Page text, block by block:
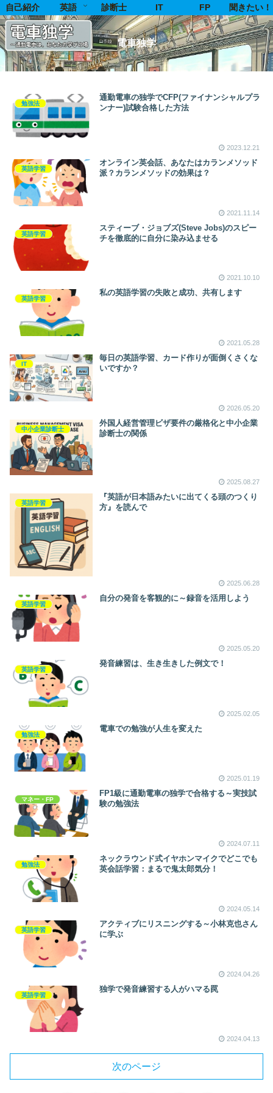
電車独学
自己紹介 英語 診断士 IT FP 聞きたい！
勉強法
通勤電車の独学でCFP(ファイナンシャルプラ
ンナー)試験合格した方法
2023.12.21
英語学習
オンライン英会話、あなたはカランメソッド
派？カランメソッドの効果は？
2021.11.14
英語学習
スティーブ・ジョブズ(Steve Jobs)のスピー
チを徹底的に自分に染み込ませる
2021.10.10
英語学習
私の英語学習の失敗と成功、共有します
2021.05.28
IT
毎日の英語学習、カード作りが面倒くさくな
いですか？
2026.05.20
中小企業診断士
外国人経営管理ビザ要件の厳格化と中小企業
診断士の関係
2025.08.27
英語学習
『英語が日本語みたいに出てくる頭のつくり
方』を読んで
2025.06.28
英語学習
自分の発音を客観的に～録音を活用しよう
2025.05.20
英語学習
発音練習は、生き生きした例文で！
2025.02.05
勉強法
電車での勉強が人生を変えた
2025.01.19
マネー・FP
FP1級に通勤電車の独学で合格する～実技試
験の勉強法
2024.07.11
勉強法
ネックラウンド式イヤホンマイクでどこでも
英会話学習：まるで鬼太郎気分！
2024.05.14
英語学習
アクティブにリスニングする～小林克也さん
に学ぶ
2024.04.26
英語学習
独学で発音練習する人がハマる罠
2024.04.13
次のページ